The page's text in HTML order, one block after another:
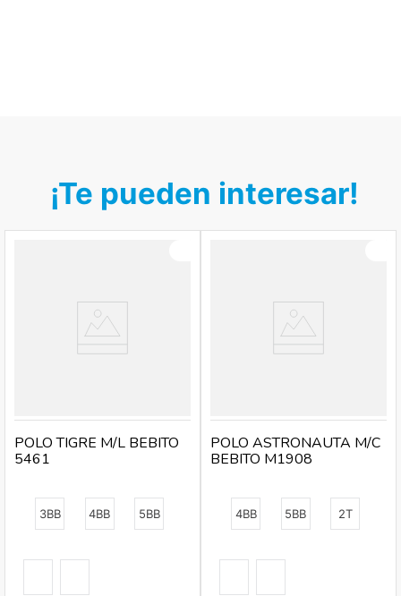
¡Te pueden interesar!
3BB 4BB 5BB
POLO TIGRE M/L BEBITO
5461
4BB 5BB 2T
POLO ASTRONAUTA M/C
BEBITO M1908